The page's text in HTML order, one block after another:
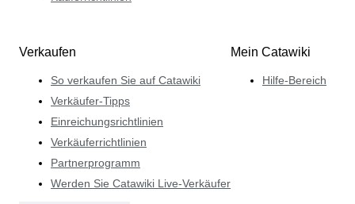
Verkaufen
So verkaufen Sie auf Catawiki
Verkäufer-Tipps
Einreichungsrichtlinien
Verkäuferrichtlinien
Partnerprogramm
Werden Sie Catawiki Live-Verkäufer
Mein Catawiki
Hilfe-Bereich